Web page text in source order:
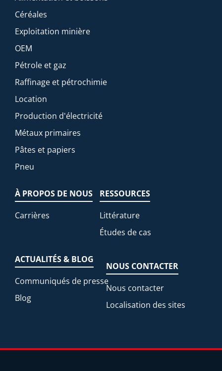
Céréales
Exploitation minière
OEM
Pétrole et gaz
Raffinage et pétrochimie
Location
Production d'électricité
Métaux primaires
Pâtes et papiers
Pneu
À PROPOS DE NOUS
Carrières
RESSOURCES
Littérature
Études de cas
ACTUALITÉS & BLOG
Communiqués de presse
Blog
NOUS CONTACTER
Nous contacter
Localisation des sites